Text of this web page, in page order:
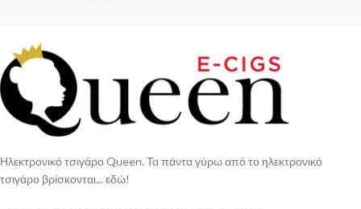
Ηλεκτρονικό τσιγάρο Queen. Τα πάντα γύρω από το ηλεκτρονικό
τσιγάρο βρίσκονται... εδώ!